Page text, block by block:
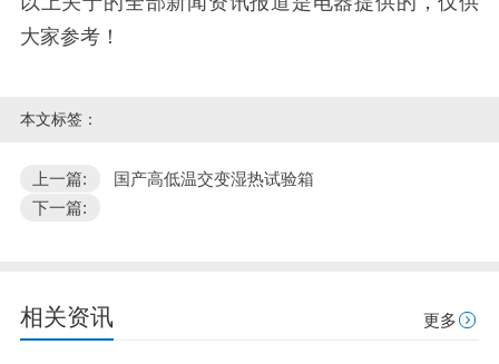
大家参考！
本文标签：
上一篇:
国产高低温交变湿热试验箱
下一篇:
相关资讯 更多